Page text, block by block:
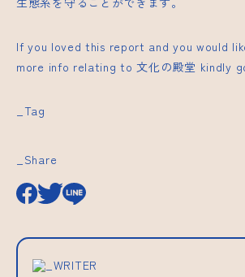
If you loved this report and you would
more info relating to 文化の殿堂 kindly
_Tag
_Share
_WRITER